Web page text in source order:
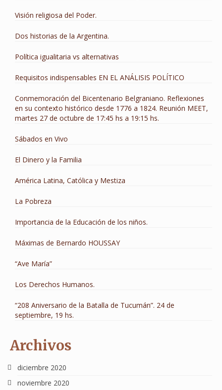
Visión religiosa del Poder.
Dos historias de la Argentina.
Política igualitaria vs alternativas
Requisitos indispensables EN EL ANÁLISIS POLÍTICO
Conmemoración del Bicentenario Belgraniano. Reflexiones
en su contexto histórico desde 1776 a 1824. Reunión MEET,
martes 27 de octubre de 17:45 hs a 19:15 hs.
Sábados en Vivo
El Dinero y la Familia
América Latina, Católica y Mestiza
La Pobreza
Importancia de la Educación de los niños.
Máximas de Bernardo HOUSSAY
“Ave María”
Los Derechos Humanos.
“208 Aniversario de la Batalla de Tucumán”. 24 de
septiembre, 19 hs.
Archivos
diciembre 2020
noviembre 2020